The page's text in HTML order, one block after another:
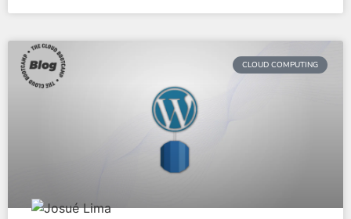
CLOUD COMPUTING